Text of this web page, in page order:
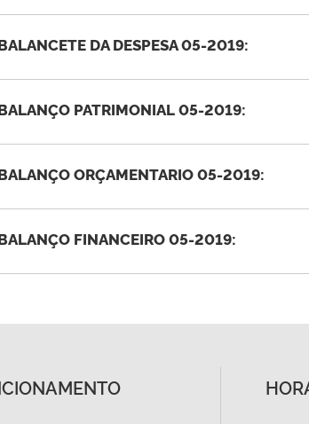
DA DESPESA 05-2019:
PATRIMONIAL 05-2019:
ORÇAMENTARIO 05-2019:
FINANCEIRO 05-2019: